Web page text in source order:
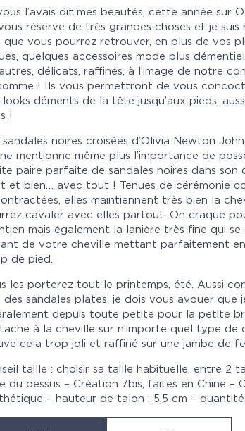
l’avais dit mes beautés, cette année sur
réserve de très grandes choses et je suis
que vous pourrez retrouver, en plus de vos
quelques accessoires mode plus
autres, délicats, raffinés, à l’image de notre
! Ils vous permettront de vous
looks déments de la tête jusqu’aux pieds,
!
sandales noires croisées d’Olivia Newton John
mentionne même plus l’importance de
paire parfaite de sandales noires dans son
et bien… avec tout ! Tenues de cérémonie
elles maintiennent très bien la
cavaler avec elles partout. On craque
mais également la lanière très fine qui se
de votre cheville mettant parfaitement
de pied.
les porterez tout le printemps, été. Aussi
des sandales plates, je dois vous avouer que
depuis toute petite pour la petite
à la cheville sur n’importe quel type de
cela trop joli et raffiné sur une jambe de
taille : choisir sa taille habituelle, entre 2
du dessus – Création 7bis, faites en Chine –
– hauteur de talon : 5,5 cm –